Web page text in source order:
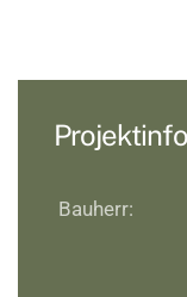
Bauherr: